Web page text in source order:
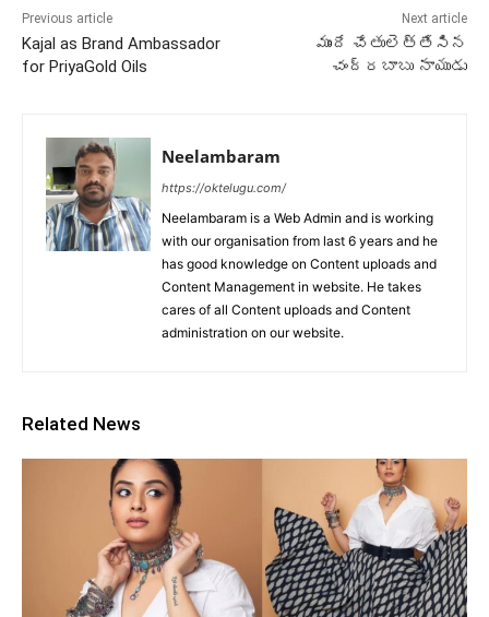
Previous article
Kajal as Brand Ambassador
for PriyaGold Oils
Next article
ముందే చేతులెత్తేసిన
చంద్రబాబు నాయుడు
Neelambaram
https://oktelugu.com/
Neelambaram is a Web Admin and is working
with our organisation from last 6 years and he
has good knowledge on Content uploads and
Content Management in website. He takes
cares of all Content uploads and Content
administration on our website.
Related News